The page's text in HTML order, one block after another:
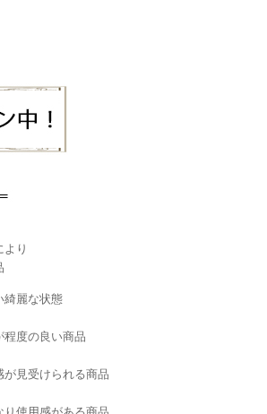
り
麗な状態
度の良い商品
見受けられる商品